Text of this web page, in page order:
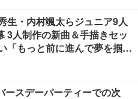
生・内村颯太らジュニア9人
3人制作の新曲＆手描きセッ
「もっと前に進んで夢を掴み
ースデーパーティーでの次